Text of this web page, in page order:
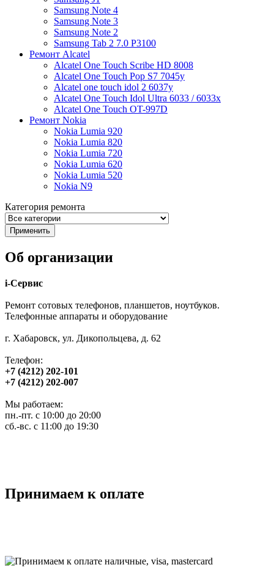
Samsung Note 4
Samsung Note 3
Samsung Note 2
Samsung Tab 2 7.0 P3100
Ремонт Alcatel
Alcatel One Touch Scribe HD 8008
Alcatel One Touch Pop S7 7045y
Alcatel one touch idol 2 6037y
Alcatel One Touch Idol Ultra 6033 / 6033x
Alcatel One Touch OT-997D
Ремонт Nokia
Nokia Lumia 920
Nokia Lumia 820
Nokia Lumia 720
Nokia Lumia 620
Nokia Lumia 520
Nokia N9
Категория ремонта
Об организации
i-Сервис
Ремонт сотовых телефонов, планшетов, ноутбуков.
Телефонные аппараты и оборудование
г. Хабаровск, ул. Дикопольцева, д. 62
Телефон:
+7 (4212) 202-101
+7 (4212) 202-007
Мы работаем:
пн.-пт. с 10:00 до 20:00
сб.-вс. с 11:00 до 19:30
Принимаем к оплате